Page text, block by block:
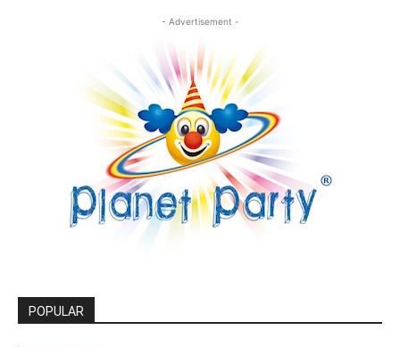
- Advertisement -
POPULAR